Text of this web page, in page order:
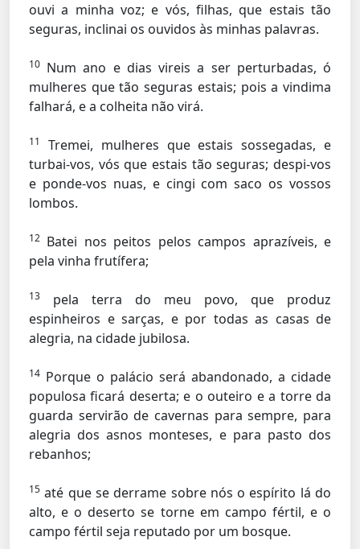
ouvi a minha voz; e vós, filhas, que estais tão
seguras, inclinai os ouvidos às minhas palavras.
10 Num ano e dias vireis a ser perturbadas, ó
mulheres que tão seguras estais; pois a vindima
falhará, e a colheita não virá.
11
Tremei, mulheres que estais sossegadas, e
turbai-vos, vós que estais tão seguras; despi-vos
e ponde-vos nuas, e cingi com saco os vossos
lombos.
12 Batei nos peitos pelos campos aprazíveis, e
pela vinha frutífera;
13
pela terra do meu povo, que produz
espinheiros e sarças, e por todas as casas de
alegria, na cidade jubilosa.
14 Porque o palácio será abandonado, a cidade
populosa ficará deserta; e o outeiro e a torre da
guarda servirão de cavernas para sempre, para
alegria dos asnos monteses, e para pasto dos
rebanhos;
15 até que se derrame sobre nós o espírito lá do
alto, e o deserto se torne em campo fértil, e o
campo fértil seja reputado por um bosque.